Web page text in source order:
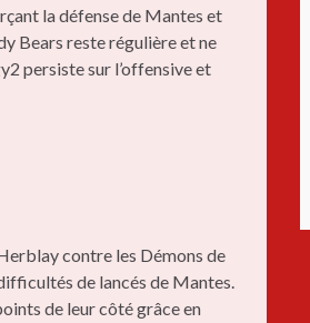
la défense de Mantes et
Bears reste régulière et ne
persiste sur l’offensive et
contre les Démons de
de lancés de Mantes.
de leur côté grâce en